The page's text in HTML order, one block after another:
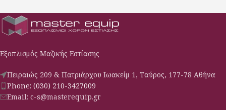
Εξοπλισμός Μαζικής Εστίασης
Πειραιώς 209 & Πατριάρχου Ιωακείμ 1, Ταύρος, 177-78 Αθήνα
Phone: (030) 210-3427009
Email: c-s@masterequip.gr